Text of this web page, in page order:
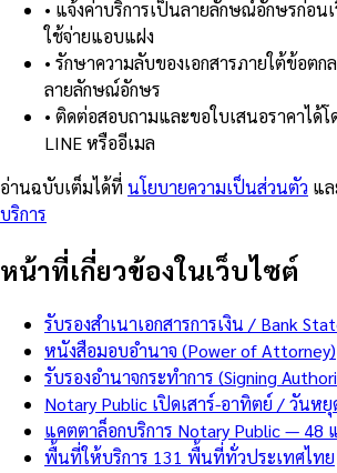
• แจ้งค่าบริการเป็นลายลักษณ์อักษรก่อน
ใช้จ่ายแอบแฝง
• รักษาความลับของเอกสารภายใต้ข้อตก
ลายลักษณ์อักษร
• ติดต่อสอบถามและขอใบเสนอราคาได้
LINE หรืออีเมล
อ่านฉบับเต็มได้ที่ นโยบายความเป็นส่วนตัว แล
บริการ
หน้าที่เกี่ยวข้องในเว็บไซต์
รับรองสำเนาเอกสารการเงิน / Bank
หนังสือมอบอำนาจ (Power of Attorney)
รับรองอำนาจกระทำการ (Signing
Notary Public เปิดเสาร์-อาทิตย์ / วันหยุ
แคตตาล็อกบริการ Notary Public — 48
พื้นที่ให้บริการ 131 พื้นที่ทั่วประเทศไทย